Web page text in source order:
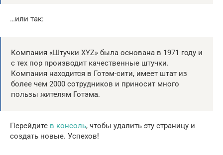
…или так:
Компания «Штучки XYZ» была основана в 1971 году и
с тех пор производит качественные штучки.
Компания находится в Готэм-сити, имеет штат из
более чем 2000 сотрудников и приносит много
пользы жителям Готэма.
Перейдите в консоль, чтобы удалить эту страницу и
создать новые. Успехов!